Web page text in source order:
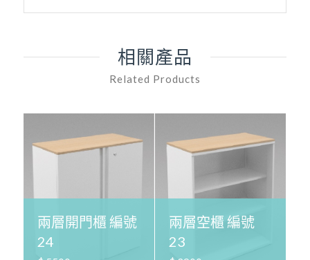
相關產品
Related Products
兩層開門櫃 編號
24
兩層空櫃 編號
23